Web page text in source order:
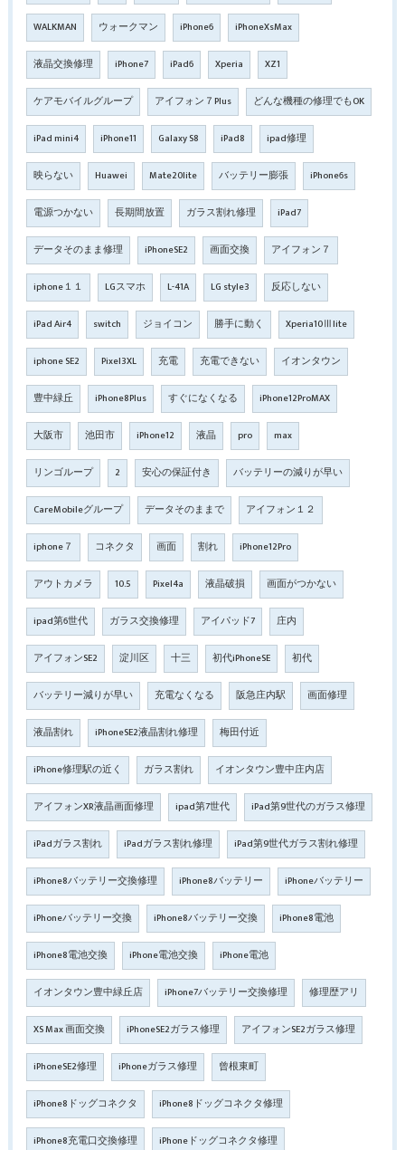
WALKMAN ウォークマン iPhone6 iPhoneXsMax
液晶交換修理 iPhone7 iPad6 Xperia XZ1
ケアモバイルグループ アイフォン７Plus どんな機種の修理でもOK
iPad mini4 iPhone11 Galaxy S8 iPad8 ipad修理
映らない Huawei Mate20lite バッテリー膨張 iPhone6s
電源つかない 長期間放置 ガラス割れ修理 iPad7
データそのまま修理 iPhoneSE2 画面交換 アイフォン７
iphone１１ LGスマホ L-41A LG style3 反応しない
iPad Air4 switch ジョイコン 勝手に動く Xperia10Ⅲlite
iphone SE2 Pixel3XL 充電 充電できない イオンタウン
豊中緑丘 iPhone8Plus すぐになくなる iPhone12ProMAX
大阪市 池田市 iPhone12 液晶 pro max
リンゴループ 2 安心の保証付き バッテリーの減りが早い
CareMobileグループ データそのままで アイフォン１２
iphone７ コネクタ 画面 割れ iPhone12Pro
アウトカメラ 10.5 Pixel4a 液晶破損 画面がつかない
ipad第6世代 ガラス交換修理 アイパッド7 庄内
アイフォンSE2 淀川区 十三 初代iPhoneSE 初代
バッテリー減りが早い 充電なくなる 阪急庄内駅 画面修理
液晶割れ iPhoneSE2液晶割れ修理 梅田付近
iPhone修理駅の近く ガラス割れ イオンタウン豊中庄内店
アイフォンXR液晶画面修理 ipad第7世代 iPad第9世代のガラス修理
iPadガラス割れ iPadガラス割れ修理 iPad第9世代ガラス割れ修理
iPhone8バッテリー交換修理 iPhone8バッテリー iPhoneバッテリー
iPhoneバッテリー交換 iPhone8バッテリー交換 iPhone8電池
iPhone8電池交換 iPhone電池交換 iPhone電池
イオンタウン豊中緑丘店 iPhone7バッテリー交換修理 修理歴アリ
XS Max 画面交換 iPhoneSE2ガラス修理 アイフォンSE2ガラス修理
iPhoneSE2修理 iPhoneガラス修理 曾根東町
iPhone8ドッグコネクタ iPhone8ドッグコネクタ修理
iPhone8充電口交換修理 iPhoneドッグコネクタ修理